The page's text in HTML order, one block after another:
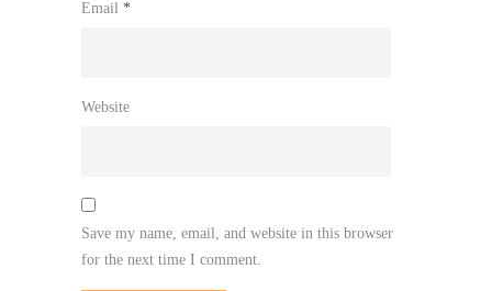
Email *
Website
Save my name, email, and website in this browser
for the next time I comment.